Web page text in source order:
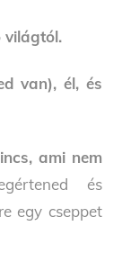
világtól.
van), él, és
ami nem
és
egy cseppet